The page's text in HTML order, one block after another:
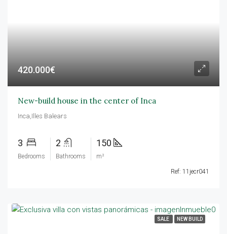
420.000€
New-build house in the center of Inca
Inca,Illes Balears
3
Bedrooms
2
Bathrooms
150
m²
Ref: 11jecr041
SALE NEW BUILD